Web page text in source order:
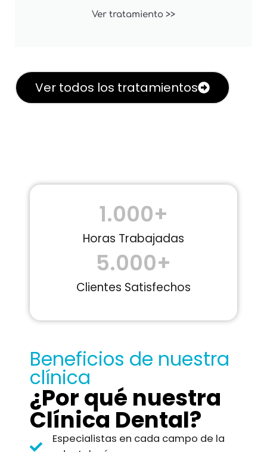
Ver tratamiento >>
Ver todos los tratamientos
Horas Trabajadas
1.000+
Clientes Satisfechos
5.000+
Beneficios de nuestra
clínica
¿Por qué nuestra
Clínica Dental?
Especialistas en cada campo de la